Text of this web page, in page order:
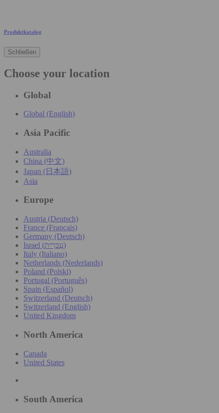
Produktkatalog
Schließen
Choose your location
Global
Global (English)
Asia Pacific
Australia
China (中文)
Japan (日本語)
Asia
Europe
Austria (Deutsch)
France (Français)
Germany (Deutsch)
Israel (עִברִית)
Italy (Italiano)
Netherlands (Nederlands)
Poland (Polski)
Portugal (Português)
Spain (Español)
Switzerland (Deutsch)
Switzerland (English)
United Kingdom
North America
Canada
United States
South America